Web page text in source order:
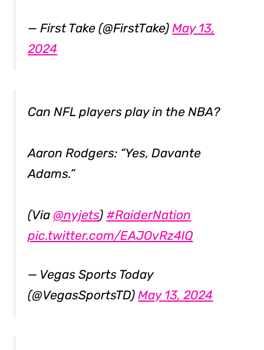
— First Take (@FirstTake)May 13,
2024
Can NFL players play in the NBA?
Aaron Rodgers: “Yes, Davante
Adams.”
(Via @nyjets) #RaiderNation
pic.twitter.com/EAJOvRz4lQ
— Vegas Sports Today
(@VegasSportsTD)May 13, 2024